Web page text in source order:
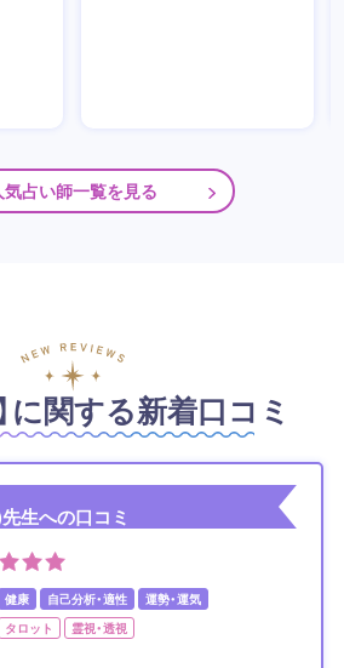
気占い師一覧を見る
に関する新着口コミ
生への口コミ
健康 自己分析・適性 運勢・運気
タロット 霊視・透視